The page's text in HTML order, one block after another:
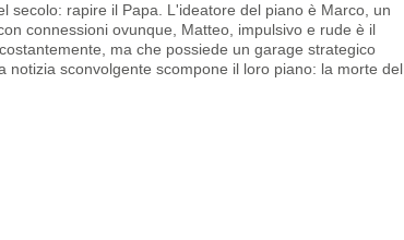
secolo: rapire il Papa. L'ideatore del piano è Marco, un
connessioni ovunque, Matteo, impulsivo e rude è il
ma che possiede un garage strategico
sconvolgente scompone il loro piano: la morte del